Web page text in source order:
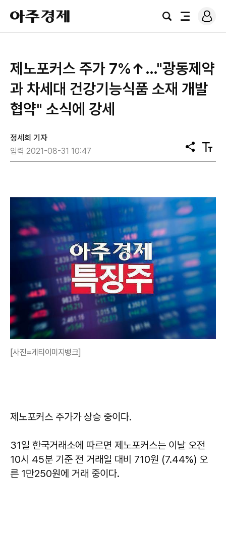
아
주
경
검
전
로
그
제노포커스 주가 7%↑…"광동제약
과 차세대 건강기능식품 소재 개발
협약" 소식에 강세
정세희 기자
입력 2021-08-31 10:47
공
유
텍
스
[사진=게티이미지뱅크]
제노포커스 주가가 상승 중이다.
31일 한국거래소에 따르면 제노포커스는 이날 오전
10시 45분 기준 전 거래일 대비 710원 (7.44%) 오
른 1만250원에 거래 중이다.